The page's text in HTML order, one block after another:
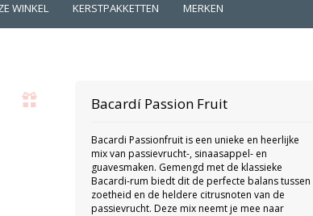
WINKEL KERSTPAKKETTEN MERKEN
Bacardí Passion Fruit
Bacardi Passionfruit is een unieke en heerlijke
mix van passievrucht-, sinaasappel- en
guavesmaken. Gemengd met de klassieke
Bacardi-rum biedt dit de perfecte balans tussen
zoetheid en de heldere citrusnoten van de
passievrucht. Deze mix neemt je mee naar